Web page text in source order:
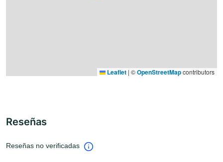
Leaflet | ©OpenStreetMapcontributors
Reseñas
Reseñas no verificadas